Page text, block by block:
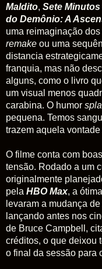
Maldito, Sete
do Demônio: A
uma reimaginação
remake ou uma
distancia
franquia, mas não
alguns, como o livro
um visual menos
carabina. O humor
pequena. Temos
trazem aquela vontade
O filme conta com
tensão. Rodado a um
originalmente
pela HBO Max, a
levaram a mudança
lançando antes nos
de Bruce Campbell,
créditos, o que deixou
o final da sessão para